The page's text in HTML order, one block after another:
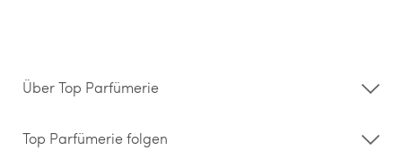
Über Top Parfümerie
Storefinder
Kontakt
Top Parfümerie folgen